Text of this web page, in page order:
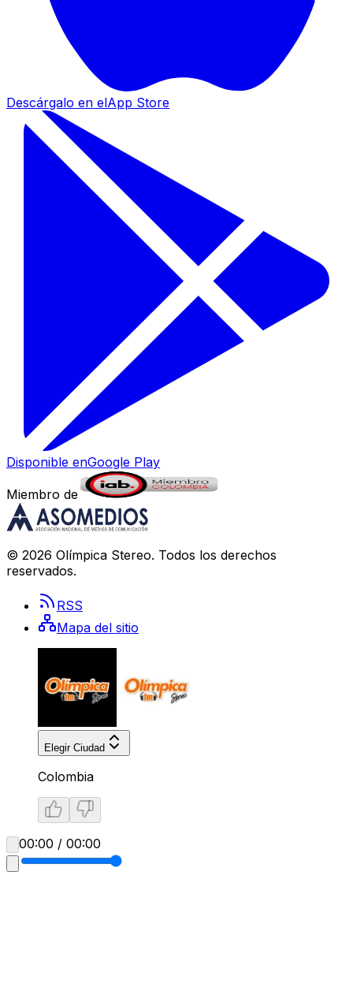
Descárgalo en elApp Store
Disponible enGoogle Play
Miembro de
© 2026 Olímpica Stereo. Todos los derechos
reservados.
RSS
Mapa del sitio
Elegir Ciudad
Colombia
00:00 / 00:00